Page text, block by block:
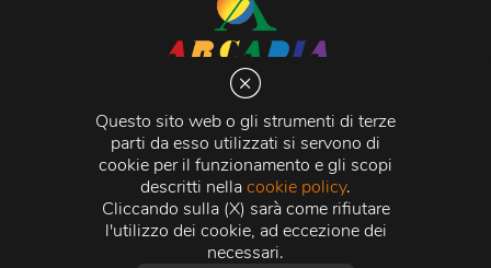
Questo sito web o gli strumenti di terze
parti da esso utilizzati si servono di
cookie per il funzionamento e gli scopi
descritti nellacookie policy.
Cliccando sulla (X) sarà come rifiutare
l'utilizzo dei cookie, ad eccezione dei
necessari.
Via Martiri della Libertà 20066 Melzo (MI)
C.C.I.A.A. - R.E.A di Milano n. 1427910
Registro delle Imprese di Milano n. 338392 -
Fiscale e Partita Iva11015840157 | Capitale Sociale
500.000,00 i.v.
Credits:Crea Informatica S.r.l. 2026 © Tutti i diritti
riservati.